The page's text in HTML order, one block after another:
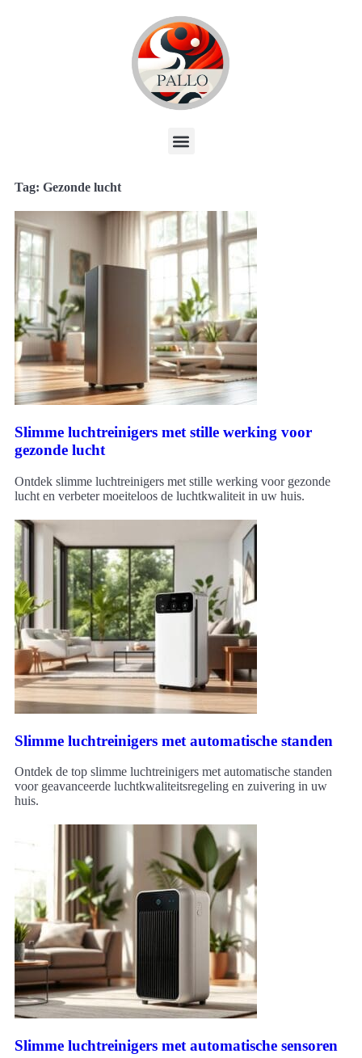
Tag: Gezonde lucht
Slimme luchtreinigers met stille werking voor
gezonde lucht
Ontdek slimme luchtreinigers met stille werking voor gezonde
lucht en verbeter moeiteloos de luchtkwaliteit in uw huis.
Slimme luchtreinigers met automatische standen
Ontdek de top slimme luchtreinigers met automatische standen
voor geavanceerde luchtkwaliteitsregeling en zuivering in uw
huis.
Slimme luchtreinigers met automatische sensoren